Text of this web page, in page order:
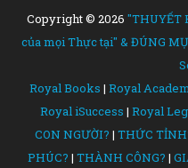
Copyright © 2026 "THUYẾT
của mọi Thực tại" & ĐÚNG
Royal Books | Royal
Royal iSuccess | Royal
CON NGƯỜI? | THỨC
PHÚC? | THÀNH CÔNG? |